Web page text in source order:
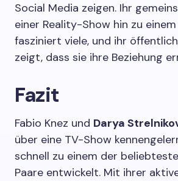
Social Media zeigen. Ihr
einer Reality-Show hin zu
fasziniert viele, und ihr
zeigt, dass sie ihre Beziehung
Fazit
Fabio Knez und Darya
über eine TV-Show
schnell zu einem der
Paare entwickelt. Mit ihrer